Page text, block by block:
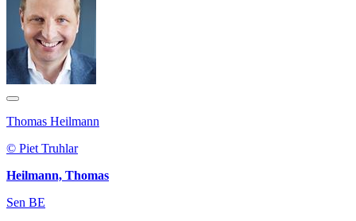
Thomas Heilmann
© Piet Truhlar
Heilmann, Thomas
Sen BE